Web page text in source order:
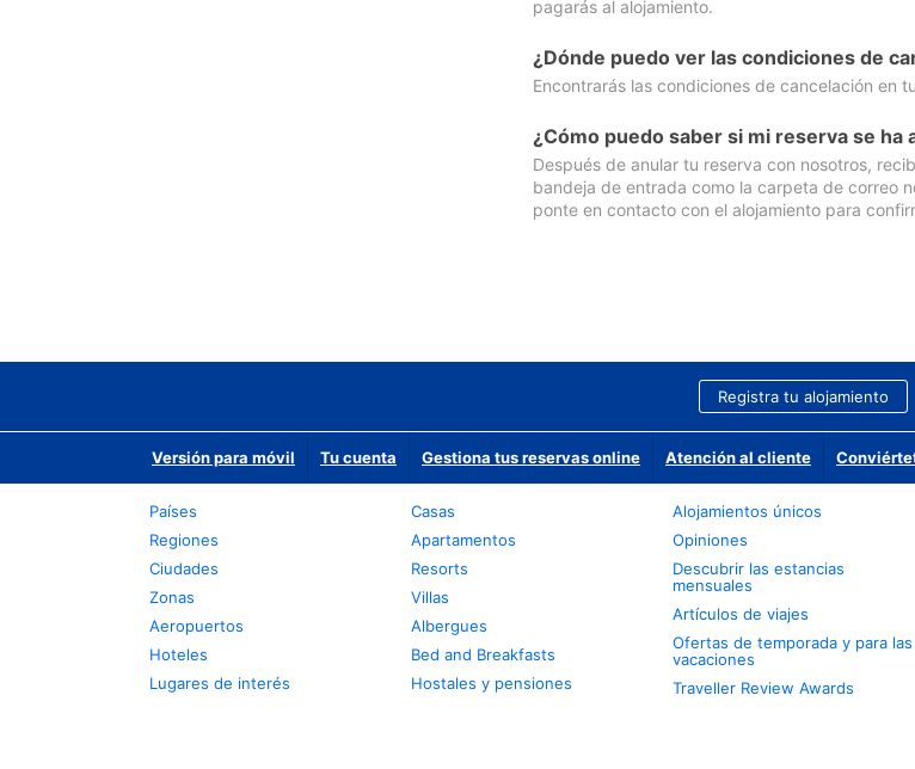
pagarás al alojamiento.
¿Dónde puedo ver las condiciones de
Encontrarás las condiciones de cancelación en
¿Cómo puedo saber si mi reserva se ha
Después de anular tu reserva con nosotros,
bandeja de entrada como la carpeta de correo
ponte en contacto con el alojamiento para
Registra tu alojamiento
Versión para móvil Tu cuenta Gestiona tus reservas online Atención al cliente
Países
Regiones
Ciudades
Zonas
Aeropuertos
Hoteles
Lugares de interés
Casas
Apartamentos
Resorts
Villas
Albergues
Bed and Breakfasts
Hostales y pensiones
Alojamientos únicos
Opiniones
Descubrir las estancias
mensuales
Artículos de viajes
Ofertas de temporada y para las
vacaciones
Traveller Review Awards